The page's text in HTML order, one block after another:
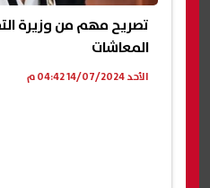
تصريح مهم من وزيرة
المعاشات
الأحد 14/07/2024 04:42 م